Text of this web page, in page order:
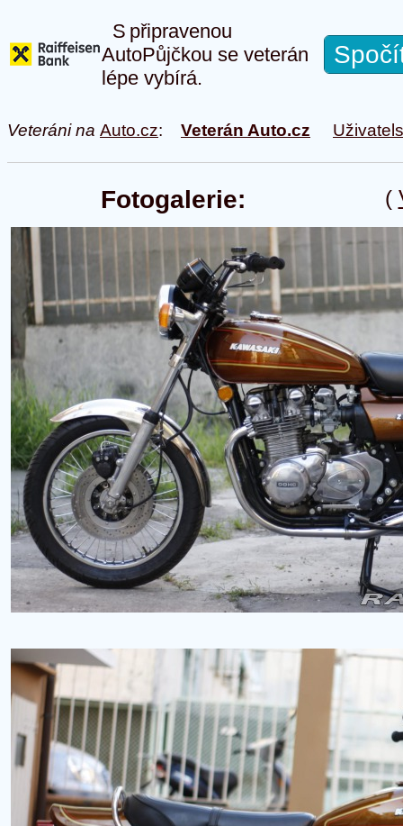
S připravenou
AutoPůjčkou se veterán
lépe vybírá.
Veteráni na Auto.cz: Veterán Auto.cz
(
Fotogalerie: